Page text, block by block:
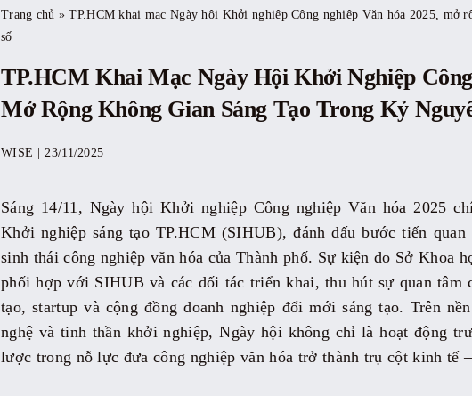
Trang chủ »TP.HCM khai mạc Ngày hội Khởi nghiệp Công nghiệp Văn hóa 2025, mở
số
TP.HCM Khai Mạc Ngày Hội Khởi Nghiệp
Mở Rộng Không Gian Sáng Tạo Trong Kỷ
WISE 23/11/2025
Sáng 14/11, Ngày hội Khởi nghiệp Công nghiệp Văn hóa 2025
Khởi nghiệp sáng tạo TP.HCM (SIHUB), đánh dấu bước tiến
sinh thái công nghiệp văn hóa của Thành phố. Sự kiện do Sở Khoa
phối hợp với SIHUB và các đối tác triển khai, thu hút sự quan tâm
tạo, startup và cộng đồng doanh nghiệp đổi mới sáng tạo. Trên
nghệ và tinh thần khởi nghiệp, Ngày hội không chỉ là hoạt động
lược trong nỗ lực đưa công nghiệp văn hóa trở thành trụ cột kinh tế